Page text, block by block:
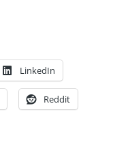
LinkedIn
Reddit